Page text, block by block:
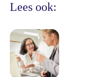
Lees ook: